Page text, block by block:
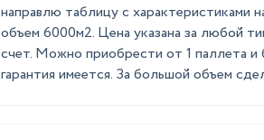
направлю таблицу с характеристиками
объем 6000м2. Цена указана за любой
счет. Можно приобрести от 1 паллета
гарантия имеется. За большой объем